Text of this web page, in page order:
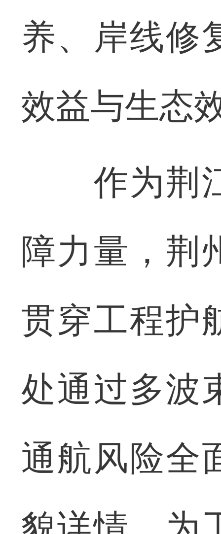
养、岸线修
效益与生态
作为荆江
障力量，荆
贯穿工程护
处通过多波
通航风险全